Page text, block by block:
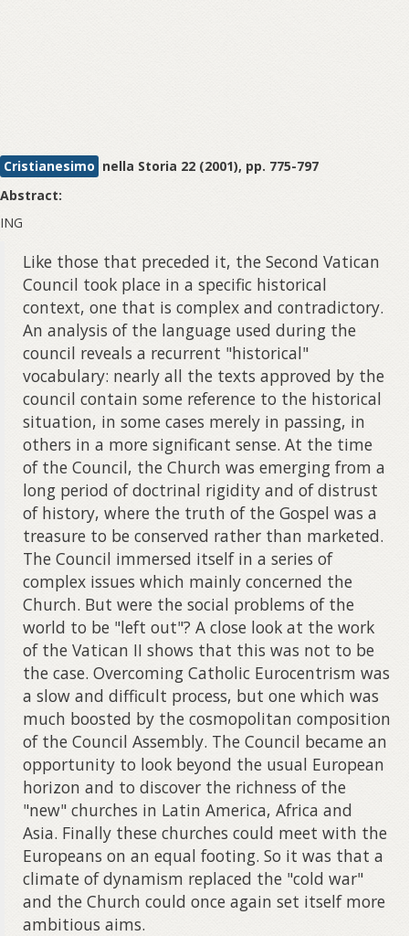
Cristianesimo nella Storia 22 (2001), pp. 775-797
Abstract:
ING
Like those that preceded it, the Second Vatican
Council took place in a specific historical
context, one that is complex and contradictory.
An analysis of the language used during the
council reveals a recurrent "historical"
vocabulary: nearly all the texts approved by the
council contain some reference to the historical
situation, in some cases merely in passing, in
others in a more significant sense. At the time
of the Council, the Church was emerging from a
long period of doctrinal rigidity and of distrust
of history, where the truth of the Gospel was a
treasure to be conserved rather than marketed.
The Council immersed itself in a series of
complex issues which mainly concerned the
Church. But were the social problems of the
world to be "left out"? A close look at the work
of the Vatican II shows that this was not to be
the case. Overcoming Catholic Eurocentrism was
a slow and difficult process, but one which was
much boosted by the cosmopolitan composition
of the Council Assembly. The Council became an
opportunity to look beyond the usual European
horizon and to discover the richness of the
"new" churches in Latin America, Africa and
Asia. Finally these churches could meet with the
Europeans on an equal footing. So it was that a
climate of dynamism replaced the "cold war"
and the Church could once again set itself more
ambitious aims.